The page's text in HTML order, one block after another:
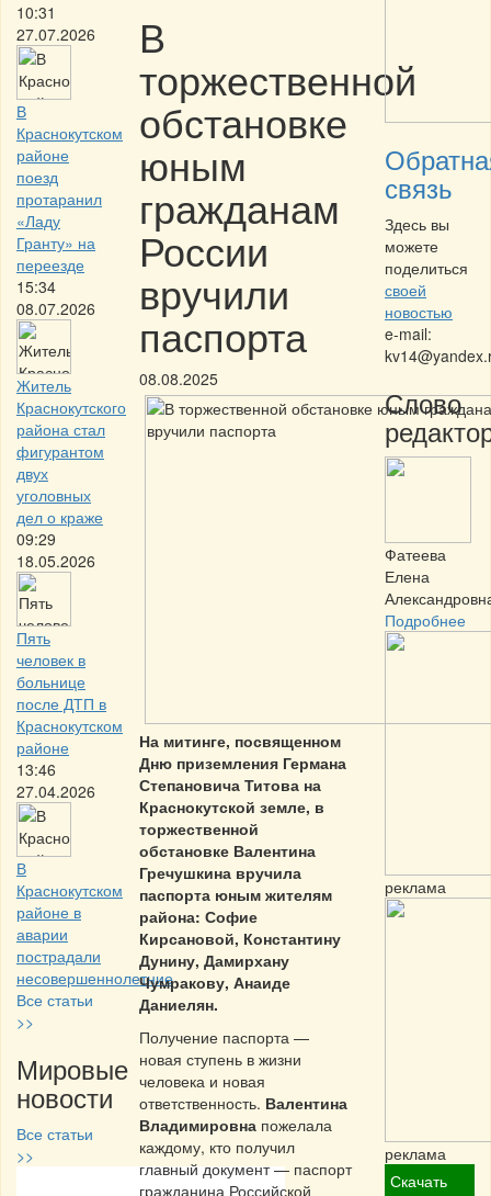
10:31
27.07.2026
В
Краснокутском
районе
поезд
протаранил
«Ладу
Гранту» на
переезде
15:34
08.07.2026
Житель
Краснокутского
района стал
фигурантом
двух
уголовных
дел о краже
09:29
18.05.2026
Пять
человек в
больнице
после ДТП в
Краснокутском
районе
13:46
27.04.2026
В
Краснокутском
районе в
аварии
пострадали
несовершеннолетние
Все статьи
>>
Мировые
новости
Все статьи
>>
В
торжественной
обстановке
юным
гражданам
России
вручили
паспорта
08.08.2025
На митинге, посвященном
Дню приземления Германа
Степановича Титова на
Краснокутской земле, в
торжественной
обстановке Валентина
Гречушкина вручила
паспорта юным жителям
района: Софие
Кирсановой, Константину
Дунину, Дамирхану
Чумракову, Анаиде
Даниелян.
Получение паспорта —
новая ступень в жизни
человека и новая
ответственность. Валентина
Владимировна пожелала
каждому, кто получил
главный документ — паспорт
гражданина Российской
связь
Здесь вы
можете
поделиться
своей
новостью
e-mail:
Слово
Фатеева
Елена
Подробнее
реклама
реклама
Скачать